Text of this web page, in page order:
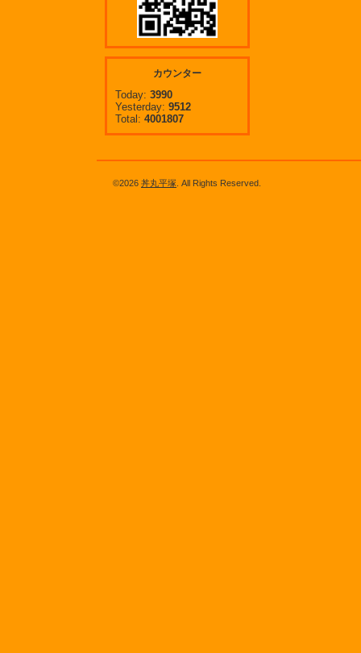
カウンター
Today: 3990
Yesterday: 9512
Total: 4001807
©2026 丼丸平塚 . All Rights Reserved.